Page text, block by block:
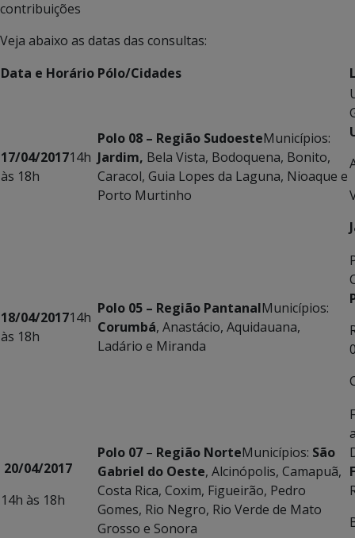
contribuições
Veja abaixo as datas das consultas:
Data e Horário Pólo/Cidades
17/04/201714h
às 18h
Polo 08 – Região SudoesteMunicípios:
Jardim, Bela Vista, Bodoquena, Bonito,
Caracol, Guia Lopes da Laguna, Nioaque e
Porto Murtinho
18/04/201714h
às 18h
Polo 05 – Região PantanalMunicípios:
Corumbá, Anastácio, Aquidauana,
Ladário e Miranda
20/04/2017
14h às 18h
Polo 07 – Região NorteMunicípios: São
Gabriel do Oeste, Alcinópolis, Camapuã,
Costa Rica, Coxim, Figueirão, Pedro
Gomes, Rio Negro, Rio Verde de Mato
Grosso e Sonora